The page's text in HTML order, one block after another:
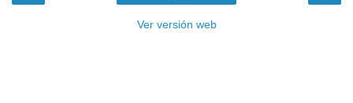
Ver versión web